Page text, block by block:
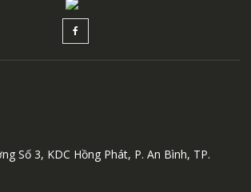
Số 3, KDC Hồng Phát, P. An Bình, TP.